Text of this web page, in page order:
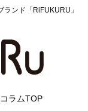
ンド「RiFUKURU」
コラムTOP